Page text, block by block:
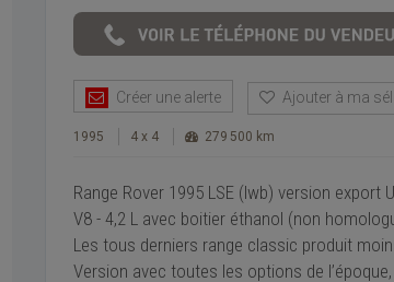
Créer une alerte Ajouter à ma
1995 4 x 4 279 500 km
Range Rover 1995 LSE (lwb) version export
V8 - 4,2 L avec boitier éthanol (non
Les tous derniers range classic produit
Version avec toutes les options de